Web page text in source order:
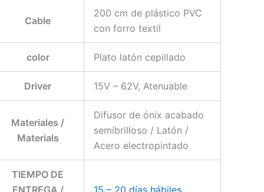
Cable
200 cm de plástico PVC
con forro textil
color Plato latón cepillado
Driver 15V – 62V, Atenuable
Materiales /
Materials
Difusor de ónix acabado
semibrilloso / Latón /
Acero electropintado
TIEMPO DE
ENTREGA /
15 – 20 días hábiles